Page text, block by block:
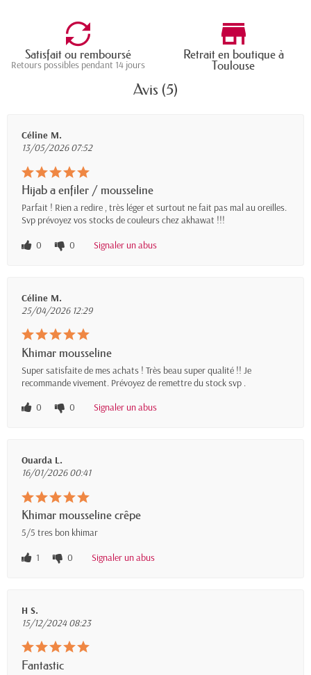
Satisfait ou remboursé
Retours possibles pendant 14 jours
Retrait en boutique à
Toulouse
Avis (5)
Céline M.
13/05/2026 07:52
Hijab a enfiler / mousseline
Parfait ! Rien a redire , très léger et surtout ne fait pas mal au oreilles.
Svp prévoyez vos stocks de couleurs chez akhawat !!!
0
0 Signaler un abus
Céline M.
25/04/2026 12:29
Khimar mousseline
Super satisfaite de mes achats ! Très beau super qualité !! Je
recommande vivement. Prévoyez de remettre du stock svp .
0
0 Signaler un abus
Ouarda L.
16/01/2026 00:41
Khimar mousseline crêpe
5/5 tres bon khimar
1
0 Signaler un abus
H S.
15/12/2024 08:23
Fantastic